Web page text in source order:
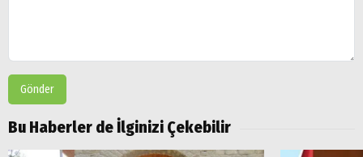
Gönder
Bu Haberler de İlginizi Çekebilir